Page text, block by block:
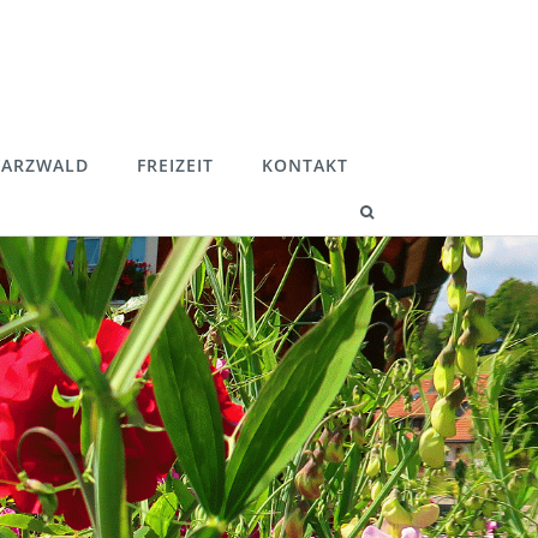
FREIZEIT KONTAKT